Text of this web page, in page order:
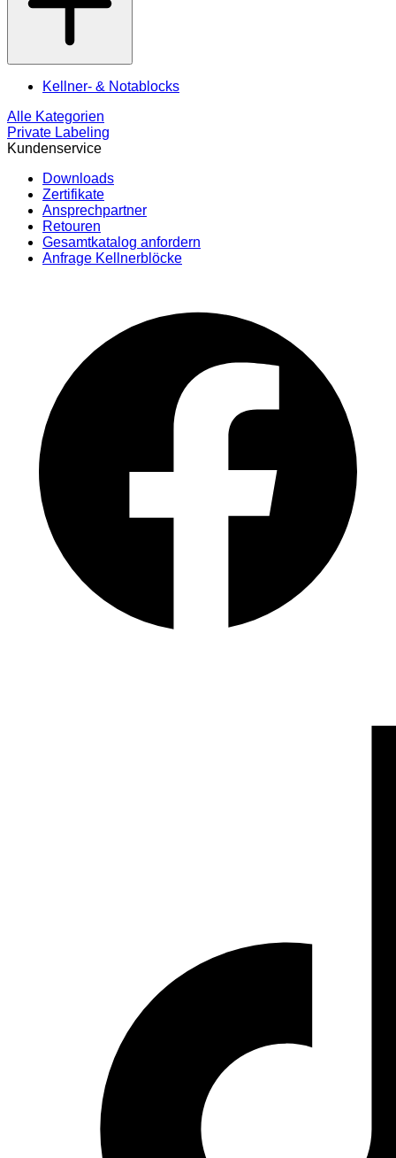
Kellner- & Notablocks
Alle Kategorien
Private Labeling
Kundenservice
Downloads
Zertifikate
Ansprechpartner
Retouren
Gesamtkatalog anfordern
Anfrage Kellnerblöcke